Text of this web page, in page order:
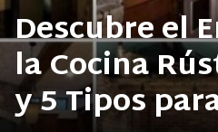
Descubre el
la Cocina
y 5 Tipos